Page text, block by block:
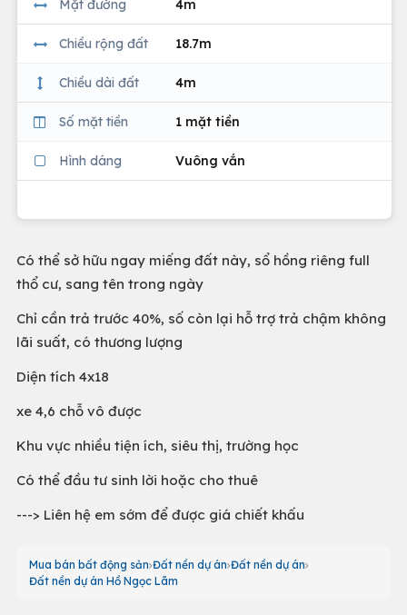
Mặt đường 4m
Chiều rộng đất 18.7m
Chiều dài đất 4m
Số mặt tiền 1 mặt tiền
Hình dáng Vuông vắn
Có thể sở hữu ngay miếng đất này, sổ hồng riêng full
thổ cư, sang tên trong ngày
Chỉ cần trả trước 40%, số còn lại hỗ trợ trả chậm không
lãi suất, có thương lượng
Diện tích 4x18
xe 4,6 chỗ vô được
Khu vực nhiều tiện ích, siêu thị, trường học
Có thể đầu tư sinh lời hoặc cho thuê
---> Liên hệ em sớm để được giá chiết khấu
Mua bán bất động sản Đất nền dự án Đất nền dự án
Đất nền dự án Hồ Ngọc Lãm